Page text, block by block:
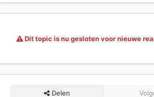
Dit topic is nu gesloten voor nieuwe
Delen